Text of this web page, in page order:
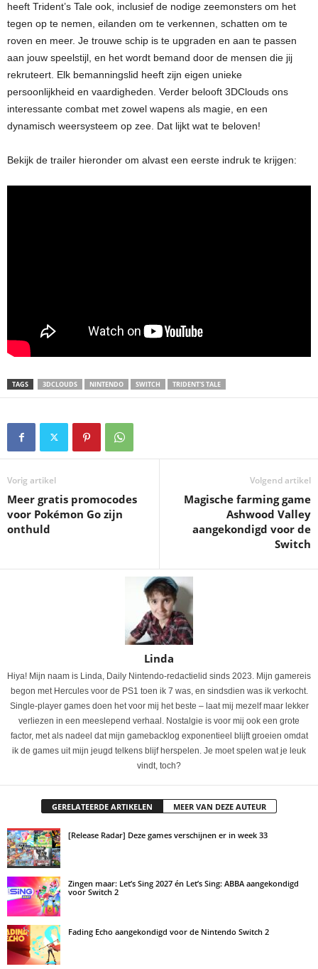
heeft Trident’s Tale ook, inclusief de nodige zeemonsters om het
tegen op te nemen, eilanden om te verkennen, schatten om te
roven en meer. Je trouwe schip is te upgraden en aan te passen
aan jouw speelstijl, en het wordt bemand door de mensen die jij
rekruteert. Elk bemanningslid heeft zijn eigen unieke
persoonlijkheid en vaardigheden. Verder belooft 3DClouds ons
interessante combat met zowel wapens als magie, en een
dynamisch weersysteem op zee. Dat lijkt wat te beloven!
Bekijk de trailer hieronder om alvast een eerste indruk te krijgen:
TAGS 3DCLOUDS NINTENDO SWITCH TRIDENT'S TALE
Vorig artikel
Meer gratis promocodes
voor Pokémon Go zijn
onthuld
Volgend artikel
Magische farming game
Ashwood Valley
aangekondigd voor de
Switch
Linda
Hiya! Mijn naam is Linda, Daily Nintendo-redactielid sinds 2023. Mijn gamereis
begon met Hercules voor de PS1 toen ik 7 was, en sindsdien was ik verkocht.
Single-player games doen het voor mij het beste – laat mij mezelf maar lekker
verliezen in een meeslepend verhaal. Nostalgie is voor mij ook een grote
factor, met als nadeel dat mijn gamebacklog exponentieel blijft groeien omdat
ik de games uit mijn jeugd telkens blijf herspelen. Je moet spelen wat je leuk
vindt, toch?
GERELATEERDE ARTIKELEN MEER VAN DEZE AUTEUR
[Release Radar] Deze games verschijnen er in week 33
Zingen maar: Let’s Sing 2027 én Let’s Sing: ABBA aangekondigd
voor Switch 2
Fading Echo aangekondigd voor de Nintendo Switch 2